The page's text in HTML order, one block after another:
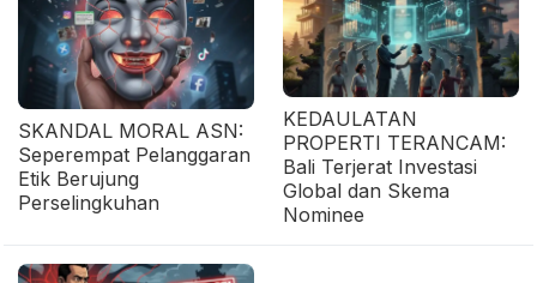
SKANDAL MORAL ASN:
Seperempat Pelanggaran
Etik Berujung
Perselingkuhan
KEDAULATAN
PROPERTI TERANCAM:
Bali Terjerat Investasi
Global dan Skema
Nominee